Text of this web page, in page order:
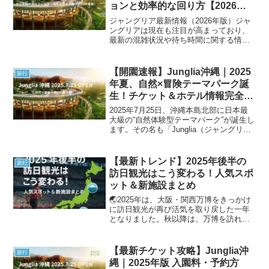
ョンと効率的な回り方【2026年
最新・混雑対策】
ジャングリア最新情報（2026年版）ジャ
ングリアは現在も注目が高まっており、
最新の混雑状況や待ち時間に関する情報
園や事前のルート確認がおすすめです。
今後も新しいアトラク...
旅行
【開園速報】Junglia沖縄｜2025
年夏、自然×冒険テーマパーク誕
生！チケット＆ホテル情報完全ま
とめ
2025年7月25日、沖縄本島北部に日本最
大級の“自然体験型テーマパーク”が誕生し
ます。その名も「Junglia（ジャングリ
らの絶景気球体験、温泉・スパまで備え
た“...
旅行
【最新トレンド】2025年後半の
訪日観光はこう変わる！人気スポ
ット＆新施設まとめ
🌏2025年は、大阪・関西万博をきっかけ
に訪日観光が再び活気を取り戻した一年
となりました。秋以降は、万博を訪れた
本記事では、2025年後半に人気急上昇中
の観光地・新施設...
旅行
【最新チケット攻略】Junglia沖
縄｜2025年版 入園料・予約方